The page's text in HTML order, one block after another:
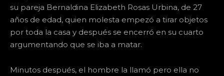
su pareja Bernaldina Elizabeth Rosas Urbina, de 27
años de edad, quien molesta empezó a tirar objetos
por toda la casa y después se encerró en su cuarto
argumentando que se iba a matar.
Minutos después, el hombre la llamó pero ella no